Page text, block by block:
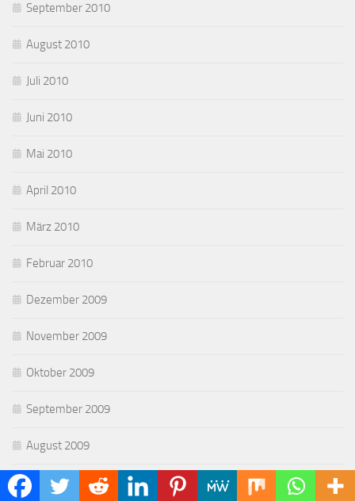
September 2010
August 2010
Juli 2010
Juni 2010
Mai 2010
April 2010
März 2010
Februar 2010
Dezember 2009
November 2009
Oktober 2009
September 2009
August 2009
Juli 2009